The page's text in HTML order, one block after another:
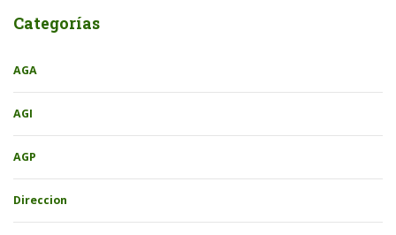
Categorías
AGA
AGI
AGP
Direccion